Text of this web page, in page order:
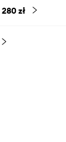
280 zł